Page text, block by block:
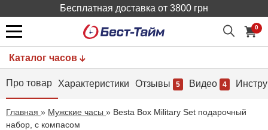
Бесплатная доставка от 3800 грн
0
Каталог часов
Про товар Характеристики Отзывы 5 Видео 4
Главная » Мужские часы » Besta Box Military Set подарочный
набор, с компасом